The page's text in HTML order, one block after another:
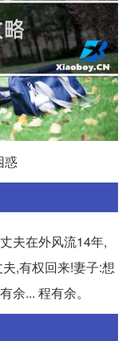
惑
夫在外风流14年,
,有权回来!妻子:想
余... 程有余。